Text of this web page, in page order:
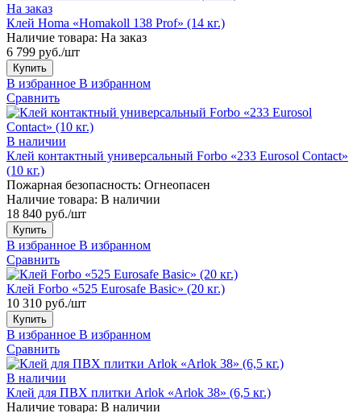
На заказ
Клей Homa «Homakoll 138 Prof» (14 кг.)
Наличие товара: На заказ
6 799 руб./шт
Купить
В избранное В избранном
Сравнить
В наличии
Клей контактный универсальный Forbo «233 Eurosol Contact»
(10 кг.)
Пожарная безопасность: Огнеопасен
Наличие товара: В наличии
18 840 руб./шт
Купить
В избранное В избранном
Сравнить
Клей Forbo «525 Eurosafe Basic» (20 кг.)
10 310 руб./шт
Купить
В избранное В избранном
Сравнить
В наличии
Клей для ПВХ плитки Arlok «Arlok 38» (6,5 кг.)
Наличие товара: В наличии